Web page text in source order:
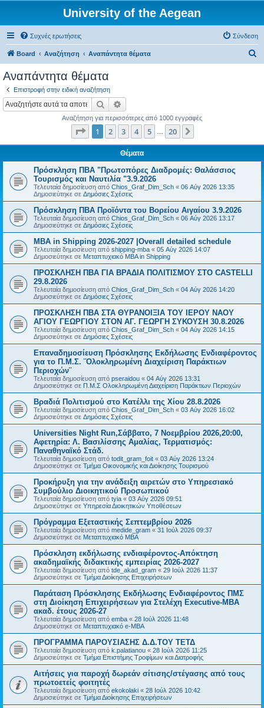
University of the Aegean
Συχνές ερωτήσεις Σύνδεση
Board Αναζήτηση Αναπάντητα θέματα
Αναπάντητα θέματα
Επιστροφή στην ειδική αναζήτηση
Αναζήτηση
Αναζήτηση για περισσότερες από 1000 εγγραφές
Σελίδα από20
1 2 3 4 5 20
Θέματα
Πρόσκληση ΠΒΑ "Πρωτοπόρες Διαδρομές: Θαλάσσιος
Τουρισμός και Ναυτιλία "3.9.2026
Τελευταία δημοσίευση από Chios_Graf_Dim_Sch « 06 Αύγ 2026 13:35
Δημοσιεύτηκε σε Δημόσιες Σχέσεις
Πρόσκληση ΠΒΑ Προϊόντα του Βορείου Αιγαίου 3.9.2026
Τελευταία δημοσίευση από Chios_Graf_Dim_Sch « 06 Αύγ 2026 13:17
Δημοσιεύτηκε σε Δημόσιες Σχέσεις
MBA in Shipping 2026-2027 |Overall detailed schedule
Τελευταία δημοσίευση από shipping-mba « 05 Αύγ 2026 14:07
Δημοσιεύτηκε σε Μεταπτυχιακό MBA in Shipping
ΠΡΟΣΚΛΗΣΗ ΠΒΑ ΓΙΑ ΒΡΑΔΙΑ ΠΟΛΙΤΙΣΜΟΥ ΣΤΟ CASTELLI
29.8.2026
Τελευταία δημοσίευση από Chios_Graf_Dim_Sch « 04 Αύγ 2026 14:20
Δημοσιεύτηκε σε Δημόσιες Σχέσεις
ΠΡΟΣΚΛΗΣΗ ΠΒΑ ΣΤΑ ΘΥΡΑΝΟΙΞΙΑ ΤΟΥ ΙΕΡΟΥ ΝΑΟΥ
ΑΓΙΟΥ ΓΕΩΡΓΙΟΥ ΣΤΟΝ ΑΓ. ΓΕΩΡΓΗ ΣΥΚΟΥΣΗ 30.8.2026
Τελευταία δημοσίευση από Chios_Graf_Dim_Sch « 04 Αύγ 2026 14:15
Δημοσιεύτηκε σε Δημόσιες Σχέσεις
Επαναδημοσίευση Πρόσκλησης Εκδήλωσης Ενδιαφέροντος
για το Π.Μ.Σ. ¨Ολοκληρωμένη Διαχείριση Παράκτιων
Περιοχών¨
Τελευταία δημοσίευση από pseraidou « 04 Αύγ 2026 13:31
Δημοσιεύτηκε σε Π.Μ.Σ Ολοκληρωμένη Διαχείριση Παράκτιων Περιοχών
Βραδιά Πολιτισμού στο Κατέλλι της Χίου 28.8.2026
Τελευταία δημοσίευση από Chios_Graf_Dim_Sch « 03 Αύγ 2026 16:02
Δημοσιεύτηκε σε Δημόσιες Σχέσεις
Universities Night Run,Σάββατο, 7 Νοεμβρίου 2026,20:00,
Αφετηρία: Λ. Βασιλίσσης Αμαλίας, Τερματισμός:
Παναθηναϊκό Στάδ.
Τελευταία δημοσίευση από todit_gram_foit « 03 Αύγ 2026 13:24
Δημοσιεύτηκε σε Τμήμα Οικονομικής και Διοίκησης Τουρισμού
Προκήρυξη για την ανάδειξη αιρετών στο Υπηρεσιακό
Συμβούλιο Διοικητικού Προσωπικού
Τελευταία δημοσίευση από tyia « 03 Αύγ 2026 09:51
Δημοσιεύτηκε σε Υπηρεσία Διοικητικών Υποθέσεων
Πρόγραμμα Εξεταστικής Σεπτεμβρίου 2026
Τελευταία δημοσίευση από medide_gram « 31 Ιούλ 2026 09:37
Δημοσιεύτηκε σε Μεταπτυχιακό MBA
Πρόσκληση εκδήλωσης ενδιαφέροντος-Απόκτηση
ακαδημαϊκής διδακτικής εμπειρίας 2026-2027
Τελευταία δημοσίευση από tde_akad_gram « 29 Ιούλ 2026 11:37
Δημοσιεύτηκε σε Τμήμα Διοίκησης Επιχειρήσεων
Παράταση Πρόσκλησης Εκδήλωσης Ενδιαφέροντος ΠΜΣ
στη Διοίκηση Επιχειρήσεων για Στελέχη Executive-MBΑ
ακαδ. έτους 2026-27
Τελευταία δημοσίευση από emba « 28 Ιούλ 2026 11:48
Δημοσιεύτηκε σε Μεταπτυχιακό e-MBA
ΠΡΟΓΡΑΜΜΑ ΠΑΡΟΥΣΙΑΣΗΣ Δ.Δ.ΤΟΥ ΤΕΤΔ
Τελευταία δημοσίευση από k.palatianou « 28 Ιούλ 2026 11:25
Δημοσιεύτηκε σε Τμήμα Επιστήμης Τροφίμων και Διατροφής
Αιτήσεις για παροχή δωρεάν σίτισης/στέγασης από τους
πρωτοετείς φοιτητές
Τελευταία δημοσίευση από ekokolaki « 28 Ιούλ 2026 10:42
Δημοσιεύτηκε σε Τμήμα Διοίκησης Επιχειρήσεων